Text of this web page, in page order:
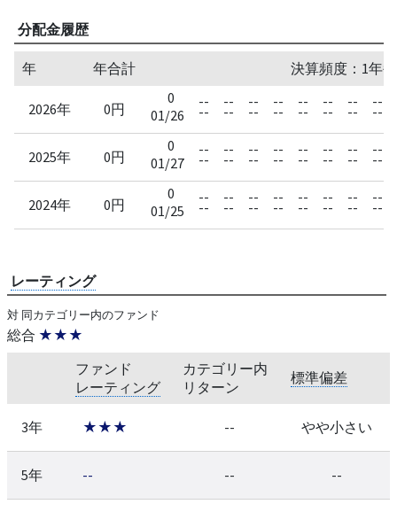
分配金履歴
年 年合計 決算頻度：1年
2026年 0円
0
01/26
--
--
--
--
--
--
--
--
--
--
--
--
--
--
--
--
2025年 0円
0
01/27
--
--
--
--
--
--
--
--
--
--
--
--
--
--
--
--
2024年 0円
0
01/25
--
--
--
--
--
--
--
--
--
--
--
--
--
--
--
--
レーティング
対 同カテゴリー内のファンド
総合 ★★★
ファンド
レーティング
カテゴリー内
リターン
標準偏差
3年 ★★★ -- やや小さい
5年 -- -- --